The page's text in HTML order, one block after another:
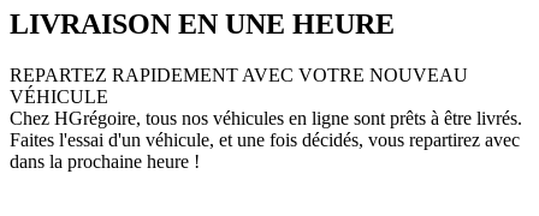
LIVRAISON EN UNE HEURE
REPARTEZ RAPIDEMENT AVEC VOTRE NOUVEAU
VÉHICULE
Chez HGrégoire, tous nos véhicules en ligne sont prêts à être livrés.
Faites l'essai d'un véhicule, et une fois décidés, vous repartirez avec
dans la prochaine heure !